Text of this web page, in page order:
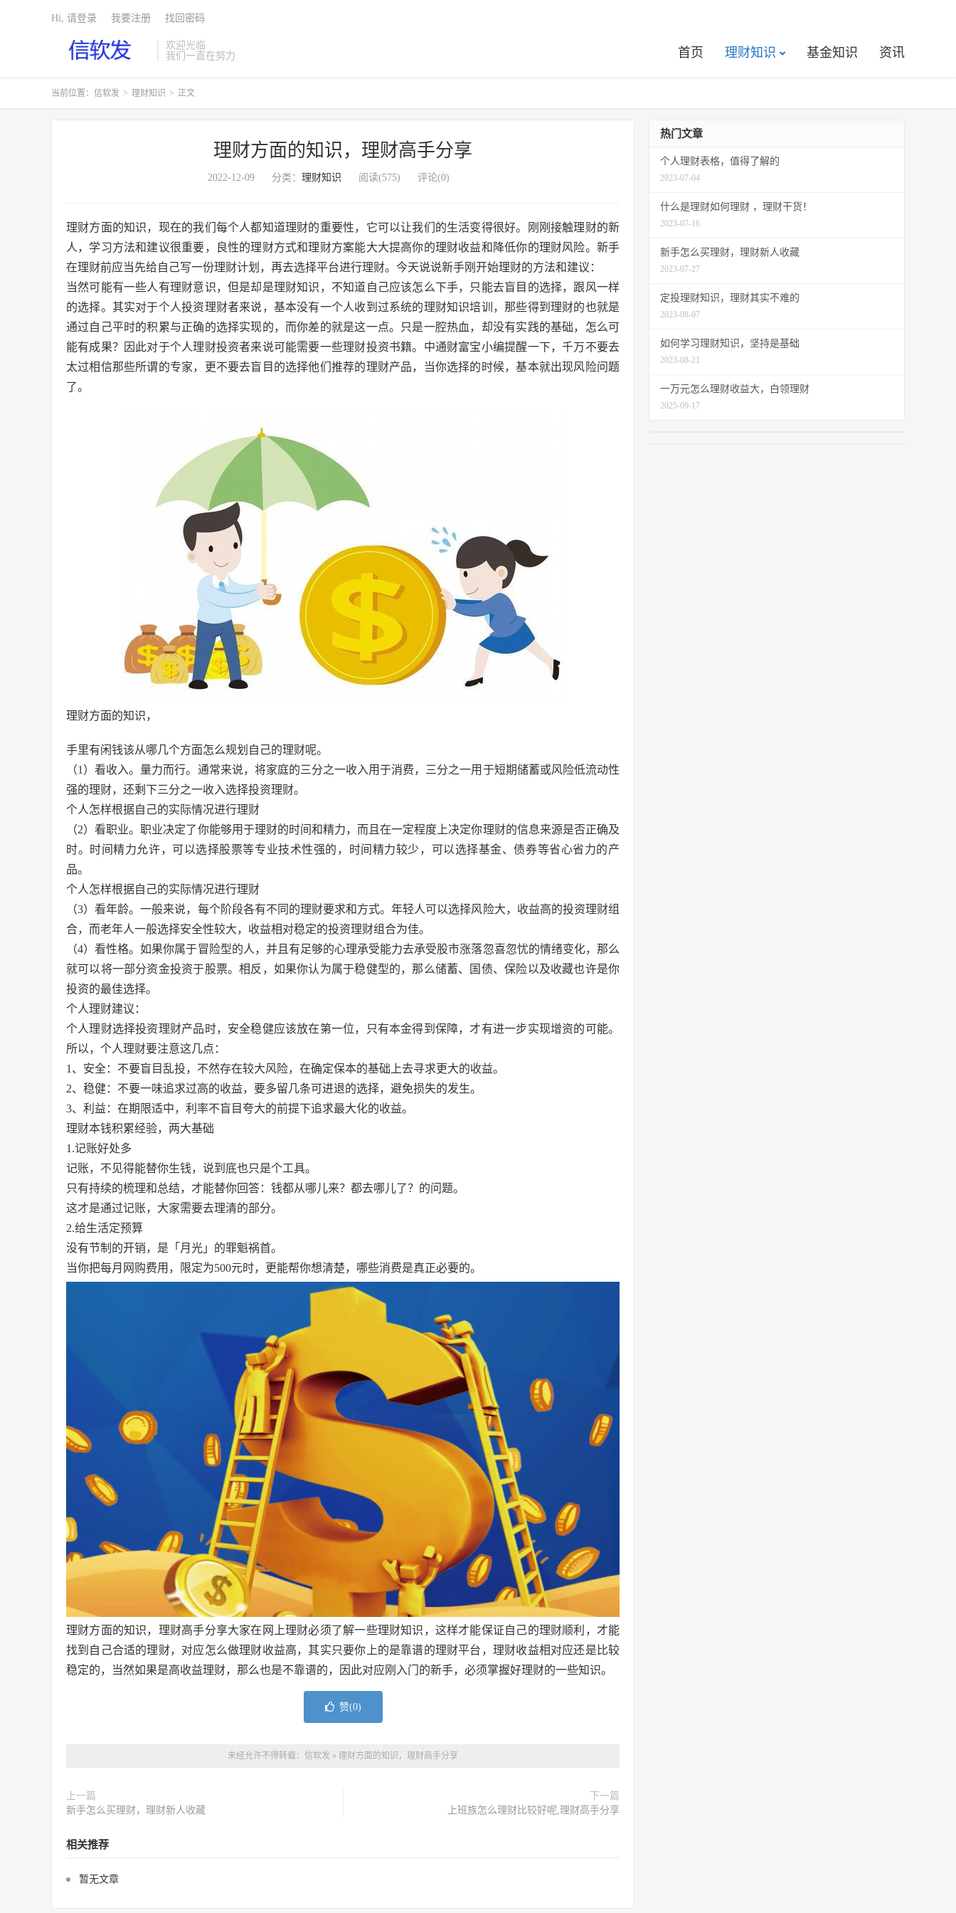
欢迎光临
我们一直在努力
首页 理财知识 基金知识 资讯
Hi, 请登录 我要注册 找回密码
当前位置： 信软发 > 理财知识 > 正文
理财方面的知识，理财高手分享
2022-12-09 分类： 理财知识 阅读(575) 评论(0)
理财方面的知识，现在的我们每个人都知道理财的重要性，它可以让我们的生活变得很好。刚刚接触理财的新
人，学习方法和建议很重要，良性的理财方式和理财方案能大大提高你的理财收益和降低你的理财风险。新手
在理财前应当先给自己写一份理财计划，再去选择平台进行理财。今天说说新手刚开始理财的方法和建议：
当然可能有一些人有理财意识，但是却是理财知识，不知道自己应该怎么下手，只能去盲目的选择，跟风一样
的选择。其实对于个人投资理财者来说，基本没有一个人收到过系统的理财知识培训，那些得到理财的也就是
通过自己平时的积累与正确的选择实现的，而你差的就是这一点。只是一腔热血，却没有实践的基础，怎么可
能有成果？因此对于个人理财投资者来说可能需要一些理财投资书籍。中通财富宝小编提醒一下，千万不要去
太过相信那些所谓的专家，更不要去盲目的选择他们推荐的理财产品，当你选择的时候，基本就出现风险问题
了。
理财方面的知识，
手里有闲钱该从哪几个方面怎么规划自己的理财呢。
（1）看收入。量力而行。通常来说，将家庭的三分之一收入用于消费，三分之一用于短期储蓄或风险低流动性
强的理财，还剩下三分之一收入选择投资理财。
个人怎样根据自己的实际情况进行理财
（2）看职业。职业决定了你能够用于理财的时间和精力，而且在一定程度上决定你理财的信息来源是否正确及
时。时间精力允许，可以选择股票等专业技术性强的，时间精力较少，可以选择基金、债券等省心省力的产
品。
个人怎样根据自己的实际情况进行理财
（3）看年龄。一般来说，每个阶段各有不同的理财要求和方式。年轻人可以选择风险大，收益高的投资理财组
合，而老年人一般选择安全性较大，收益相对稳定的投资理财组合为佳。
（4）看性格。如果你属于冒险型的人，并且有足够的心理承受能力去承受股市涨落忽喜忽忧的情绪变化，那么
就可以将一部分资金投资于股票。相反，如果你认为属于稳健型的，那么储蓄、国债、保险以及收藏也许是你
投资的最佳选择。
个人理财建议：
个人理财选择投资理财产品时，安全稳健应该放在第一位，只有本金得到保障，才有进一步实现增资的可能。
所以，个人理财要注意这几点：
1、安全：不要盲目乱投，不然存在较大风险，在确定保本的基础上去寻求更大的收益。
2、稳健：不要一味追求过高的收益，要多留几条可进退的选择，避免损失的发生。
3、利益：在期限适中，利率不盲目夸大的前提下追求最大化的收益。
理财本钱积累经验，两大基础
1.记账好处多
记账，不见得能替你生钱，说到底也只是个工具。
只有持续的梳理和总结，才能替你回答：钱都从哪儿来？都去哪儿了？的问题。
这才是通过记账，大家需要去理清的部分。
2.给生活定预算
没有节制的开销，是「月光」的罪魁祸首。
当你把每月网购费用，限定为500元时，更能帮你想清楚，哪些消费是真正必要的。
理财方面的知识，理财高手分享大家在网上理财必须了解一些理财知识，这样才能保证自己的理财顺利，才能
找到自己合适的理财，对应怎么做理财收益高，其实只要你上的是靠谱的理财平台，理财收益相对应还是比较
稳定的，当然如果是高收益理财，那么也是不靠谱的，因此对应刚入门的新手，必须掌握好理财的一些知识。
赞(0)
未经允许不得转载： 信软发 » 理财方面的知识，理财高手分享
上一篇
新手怎么买理财，理财新人收藏
下一篇
上班族怎么理财比较好呢,理财高手分享
相关推荐
暂无文章
热门文章
个人理财表格，值得了解的
2023-07-04
什么是理财如何理财 ，理财干货！
2023-07-16
新手怎么买理财，理财新人收藏
2023-07-27
定投理财知识，理财其实不难的
2023-08-07
如何学习理财知识，坚持是基础
2023-08-21
一万元怎么理财收益大，白领理财
2025-09-17